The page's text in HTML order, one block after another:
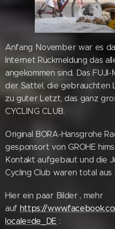
Anfang November war es
Internet Rückmeldung das
angekommen sind. Das
der Sattel, die gebrauchten
zu guter Letzt, das ganz
CYCLING CLUB.
Original BORA-Hansgrohe
gesponsort von GROHE
Kontakt aufgebaut und die
Cycling Club waren total aus
Hier ein paar Bilder , mehr
auf https://
locale=de_DE :